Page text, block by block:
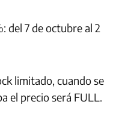
del 7 de octubre al 2
limitado, cuando se
el precio será FULL.